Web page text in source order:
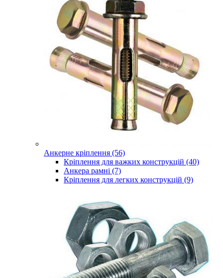
Анкерне кріплення (56)
Кріплення для важких конструкцій (40)
Анкера рамні (7)
Кріплення для легких конструкцій (9)